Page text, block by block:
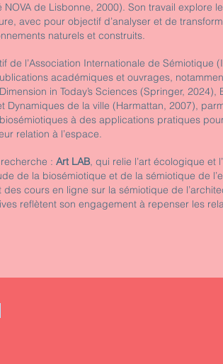
de Lisbonne, 2000). Son travail explore
avec pour objectif d’analyser et de
naturels et construits.
de l’Association Internationale de Sémiotique
académiques et ouvrages,
in Today’s Sciences (Springer,
Dynamiques de la ville (Harmattan, 2007),
à des applications pratiques
relation à l’espace.
: Art LAB, qui relie l’art écologique et
de la biosémiotique et de la sémiotique de
cours en ligne sur la sémiotique de
reflètent son engagement à repenser les